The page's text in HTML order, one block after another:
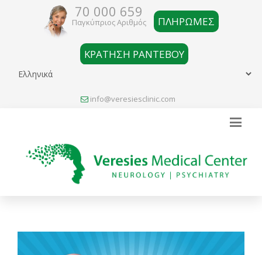
70 000 659
Παγκύπριος Αριθμός ΠΛΗΡΩΜΕΣ
ΚΡΑΤΗΣΗ ΡΑΝΤΕΒΟΥ
info@veresiesclinic.com